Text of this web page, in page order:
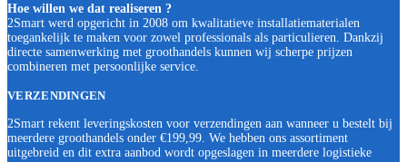
Hoe willen we dat realiseren ?
2Smart werd opgericht in 2008 om kwalitatieve installatiematerialen
toegankelijk te maken voor zowel professionals als particulieren. Dankzij
directe samenwerking met groothandels kunnen wij scherpe prijzen
combineren met persoonlijke service.
VERZENDINGEN
2Smart rekent leveringskosten voor verzendingen aan wanneer u bestelt bij
meerdere groothandels onder €199,99. We hebben ons assortiment
uitgebreid en dit extra aanbod wordt opgeslagen in meerdere logistieke